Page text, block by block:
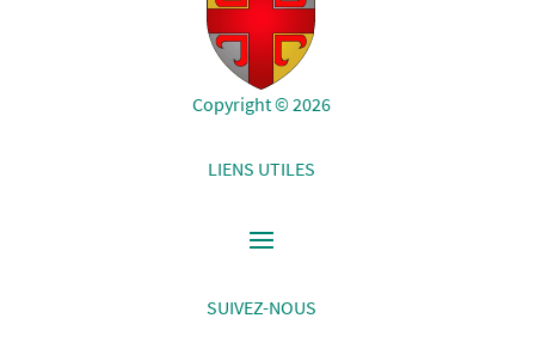
Copyright © 2026
LIENS UTILES
SUIVEZ-NOUS